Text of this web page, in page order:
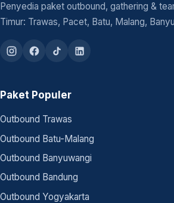
Penyedia paket outbound, gathering &
Timur: Trawas, Pacet, Batu, Malang,
Paket Populer
Outbound Trawas
Outbound Batu-Malang
Outbound Banyuwangi
Outbound Bandung
Outbound Yogyakarta